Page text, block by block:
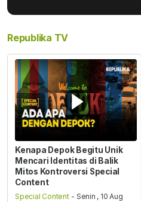
Republika TV
Kenapa Depok Begitu Unik
Mencari Identitas di Balik
Mitos Kontroversi Special
Content
Special Content - Senin , 10 Aug